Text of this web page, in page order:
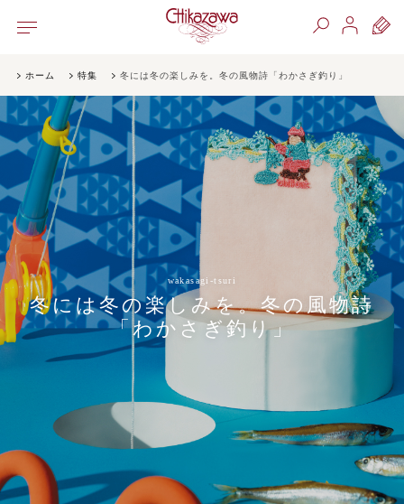
ホーム 特集 冬には冬の楽しみを。冬の風物詩「わかさぎ釣り」
wakasagi-tsuri
冬には冬の楽しみを。冬の風物詩
「わかさぎ釣り」